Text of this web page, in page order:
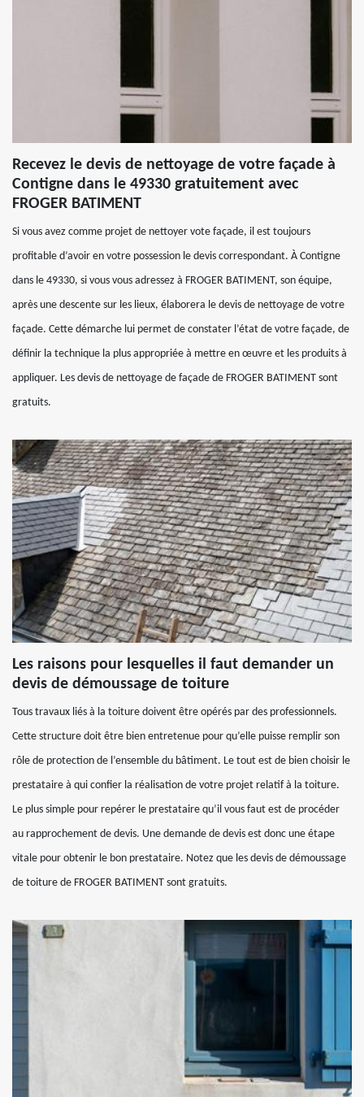
Recevez le devis de nettoyage de votre façade à
Contigne dans le 49330 gratuitement avec
FROGER BATIMENT
Si vous avez comme projet de nettoyer vote façade, il est toujours
profitable d’avoir en votre possession le devis correspondant. À Contigne
dans le 49330, si vous vous adressez à FROGER BATIMENT, son équipe,
après une descente sur les lieux, élaborera le devis de nettoyage de votre
façade. Cette démarche lui permet de constater l’état de votre façade, de
définir la technique la plus appropriée à mettre en œuvre et les produits à
appliquer. Les devis de nettoyage de façade de FROGER BATIMENT sont
gratuits.
Les raisons pour lesquelles il faut demander un
devis de démoussage de toiture
Tous travaux liés à la toiture doivent être opérés par des professionnels.
Cette structure doit être bien entretenue pour qu’elle puisse remplir son
rôle de protection de l’ensemble du bâtiment. Le tout est de bien choisir le
prestataire à qui confier la réalisation de votre projet relatif à la toiture.
Le plus simple pour repérer le prestataire qu’il vous faut est de procéder
au rapprochement de devis. Une demande de devis est donc une étape
vitale pour obtenir le bon prestataire. Notez que les devis de démoussage
de toiture de FROGER BATIMENT sont gratuits.